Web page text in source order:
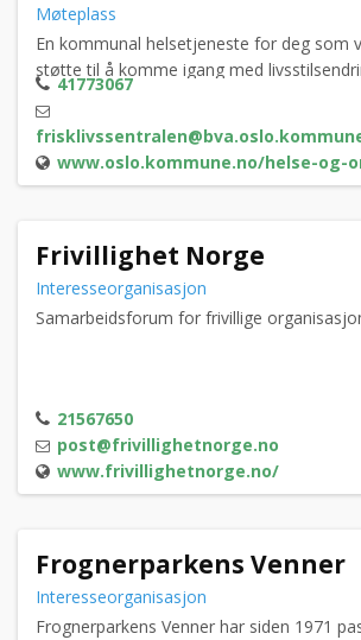
Møteplass
En kommunal helsetjeneste for deg som
støtte til å komme igang med
41773067
www.oslo.kommune.no/helse-og-omsorg/helsetjenester/frisklivssentraler/vestre-aker-
Frivillighet Norge
Interesseorganisasjon
Samarbeidsforum for frivillige
21567650
post@frivillighetnorge.no
www.frivillighetnorge.no/
Frognerparkens Venner
Interesseorganisasjon
Frognerparkens Venner har siden 1971